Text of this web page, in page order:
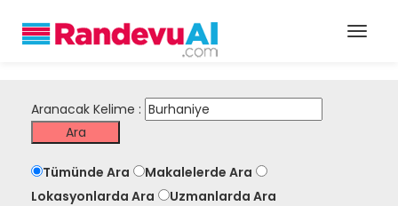
Aranacak Kelime :
Tümünde Ara
Makalelerde Ara
Lokasyonlarda Ara
Uzmanlarda Ara